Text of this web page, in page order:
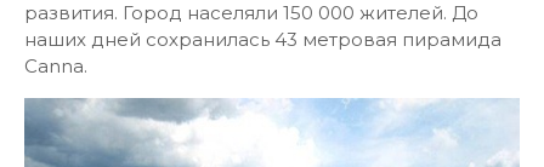
развития. Город населяли 150 000 жителей. До
наших дней сохранилась 43 метровая пирамида
Canna.